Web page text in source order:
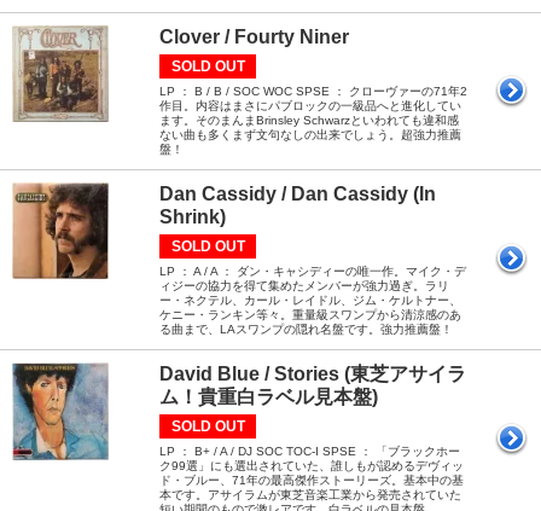
Clover / Fourty Niner
SOLD OUT
LP ： B / B / SOC WOC SPSE ： クローヴァーの71年2
作目。内容はまさにパブロックの一級品へと進化してい
ます。そのまんまBrinsley Schwarzといわれても違和感
ない曲も多くまず文句なしの出来でしょう。超強力推薦
盤！
Dan Cassidy / Dan Cassidy (In
Shrink)
SOLD OUT
LP ： A / A ： ダン・キャシディーの唯一作。マイク・デ
ィジーの協力を得て集めたメンバーが強力過ぎ。ラリ
ー・ネクテル、カール・レイドル、ジム・ケルトナー、
ケニー・ランキン等々。重量級スワンプから清涼感のあ
る曲まで、LAスワンプの隠れ名盤です。強力推薦盤！
David Blue / Stories (東芝アサイラ
ム！貴重白ラベル見本盤)
SOLD OUT
LP ： B+ / A / DJ SOC TOC-I SPSE ： 「ブラックホー
ク99選」にも選出されていた、誰しもが認めるデヴィッ
ド・ブルー、71年の最高傑作ストーリーズ。基本中の基
本です。アサイラムが東芝音楽工業から発売されていた